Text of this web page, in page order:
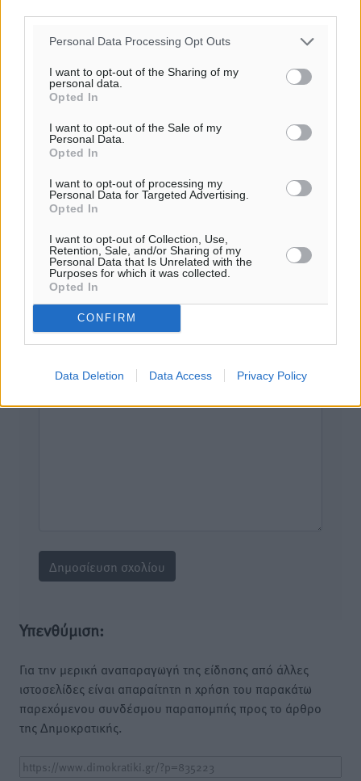
Personal Data Processing Opt Outs
I want to opt-out of the Sharing of my
personal data.
Opted In
I want to opt-out of the Sale of my
Personal Data.
Opted In
I want to opt-out of processing my
Personal Data for Targeted Advertising.
Opted In
I want to opt-out of Collection, Use,
Retention, Sale, and/or Sharing of my
Personal Data that Is Unrelated with the
Purposes for which it was collected.
Opted In
CONFIRM
Data Deletion Data Access Privacy Policy
καμμία προειδοποίηση. Χρήστες που δεν τηρούν τους
όρους χρήσης αποκλείονται.
Προσθέστε ένα σχόλιο
Το E-mail δεν θα δημοσιευτεί.
Πρέπει να συμπληρωθούν όλα τα πεδία για την
Όνοματεπώνυμο Email
Φύλαξε τα στοιχεία μου για την επόμενη φορά.
Υπενθύμιση:
Για την μερική αναπαραγωγή της είδησης από άλλες
ιστοσελίδες είναι απαραίτητη η χρήση του παρακάτω
παρεχόμενου συνδέσμου παραπομπής προς το άρθρο
της Δημοκρατικής.